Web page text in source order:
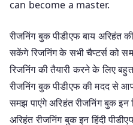
can become a master.
रीजनिंग बुक पीडीएफ बाय अरिहंत
सकेंगे रिजनिंग के सभी चैप्टर्स को
रिजनिंग की तैयारी करने के लिए
रीजनिंग बुक पीडीएफ की मदद से
समझ पाएंगे अरिहंत रीजनिंग बुक
अरिहंत रीजनिंग बुक इन हिंदी